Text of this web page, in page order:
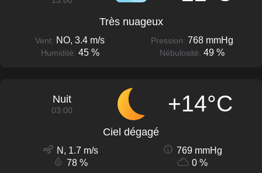
Très nuageux
Vent: NO, 3.4 m/s Pression: 768 mmHg
Humidité: 45 % Nébulosité: 49 %
Nuit
03:00 +14°C
Ciel dégagé
N, 1.7 m/s
769 mmHg
78 %
0 %